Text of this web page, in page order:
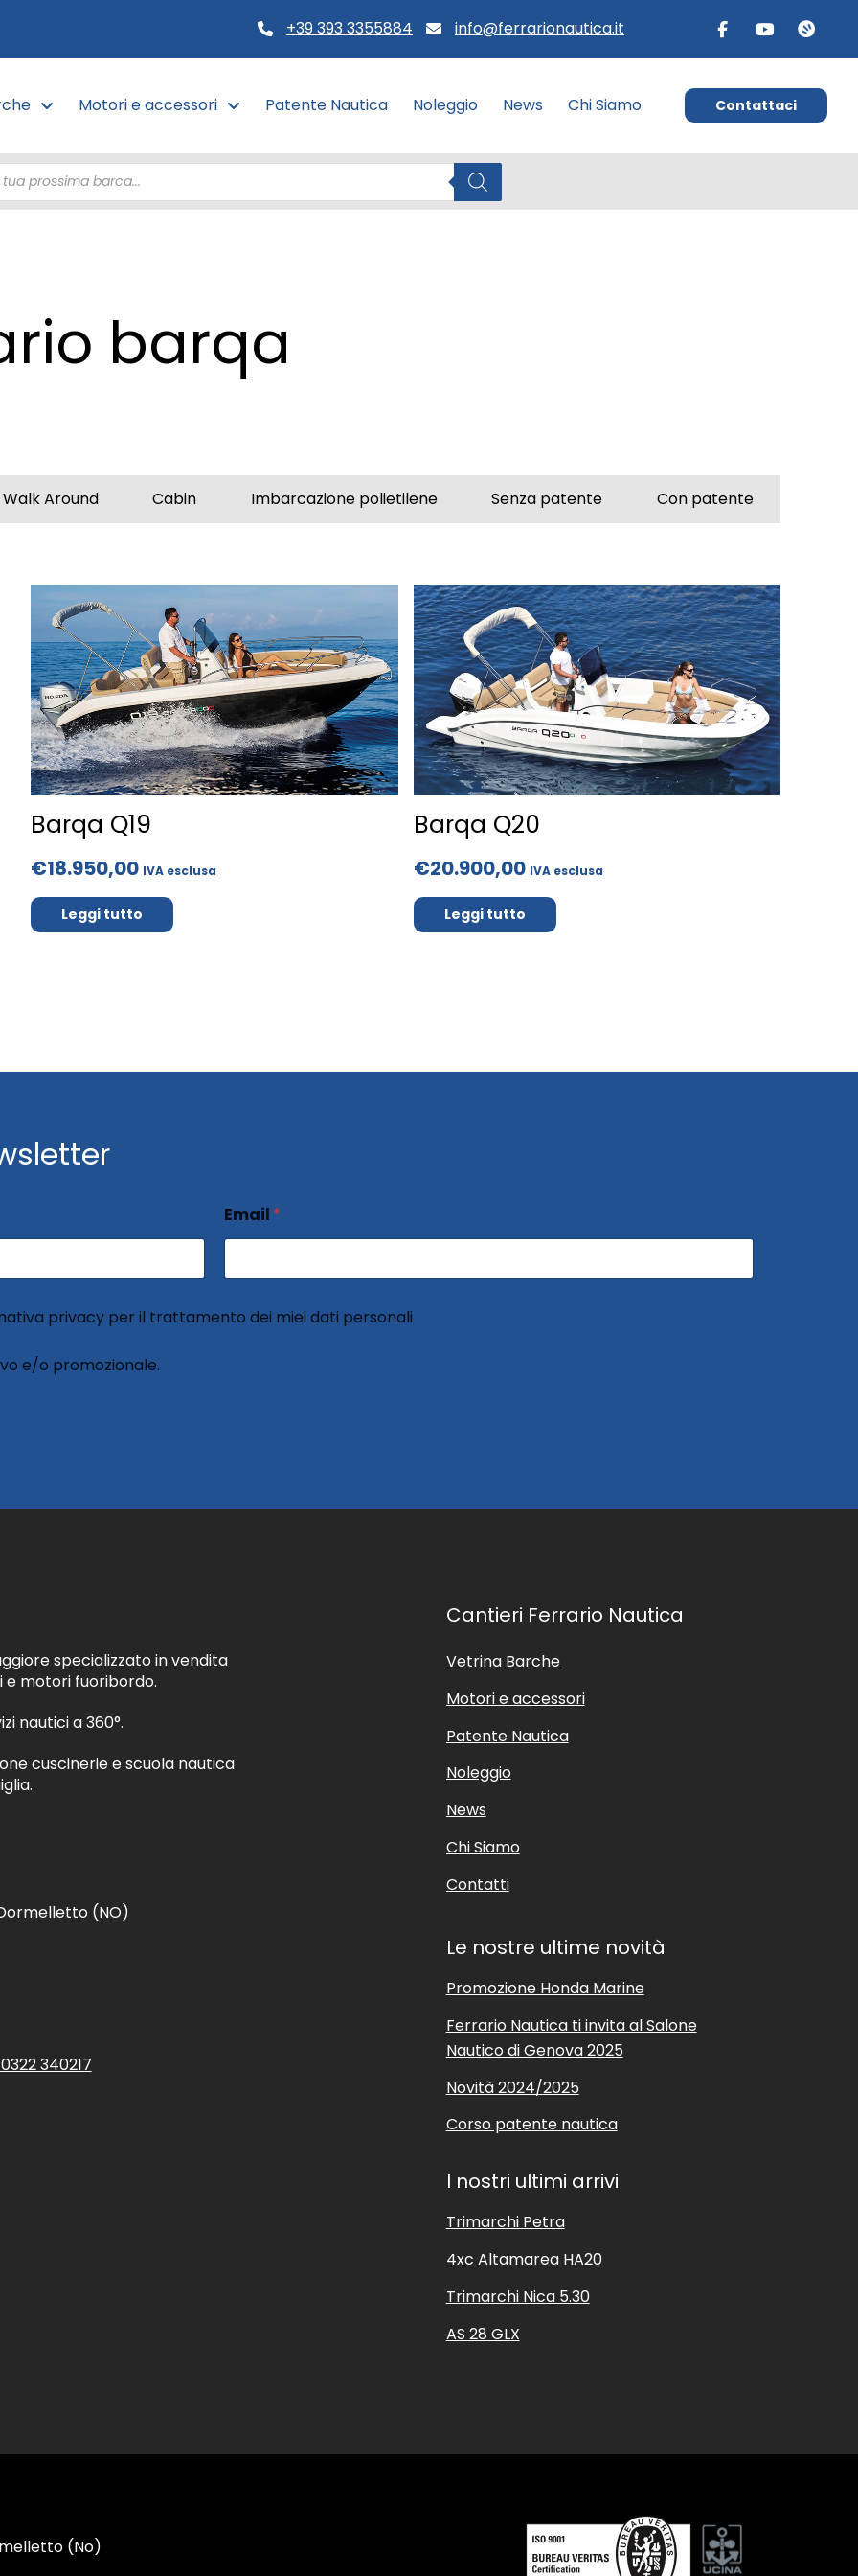
+39 393 3355884 info@ferrarionautica.it
Motori e accessori Patente Nautica Noleggio News Chi Siamo Contattaci
barqa
Walk Around Cabin Imbarcazione polietilene Senza patente Con patente
Barqa Q19
€18.950,00 IVA esclusa
Leggi tutto
Barqa Q20
€20.900,00 IVA esclusa
Leggi tutto
Email *
privacy per il trattamento dei miei dati personali
e/o promozionale.
specializzato in vendita
e motori fuoribordo.
nautici a 360°.
cuscinerie e scuola nautica
(NO)
340217
Cantieri Ferrario Nautica
Vetrina Barche
Motori e accessori
Patente Nautica
Noleggio
News
Chi Siamo
Contatti
Le nostre ultime novità
Promozione Honda Marine
Ferrario Nautica ti invita al Salone
Nautico di Genova 2025
Novità 2024/2025
Corso patente nautica
I nostri ultimi arrivi
Trimarchi Petra
4xc Altamarea HA20
Trimarchi Nica 5.30
AS 28 GLX
(No)